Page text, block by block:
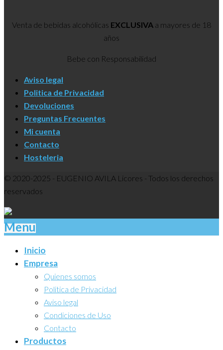
Venta de bebidas alcohólicas EXCLUSIVA a mayores de 18
años
Bebe con Responsabilidad
Aviso legal
Politica de Privacidad
Devoluciones
Preguntas Frecuentes
Mi cuenta
Contacto
Hosteleria
© 2020-2025 - EUGENIO AVILA Licores - Todos los derechos
reservados
Menu
Inicio
Empresa
Quienes somos
Politica de Privacidad
Aviso legal
Condiciones de Uso
Contacto
Productos